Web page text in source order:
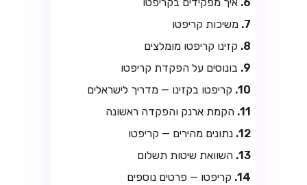
איך מפקידים בקריפטו
משיכות קריפטו
קזינו קריפטו מומלצים
בונוסים על הפקדת קריפטו
קריפטו בקזינו — מדריך לישראלים
הקמת ארנק והפקדה ראשונה
נתונים מהירים — קריפטו
השוואת שיטות תשלום
קריפטו — פרטים נוספים